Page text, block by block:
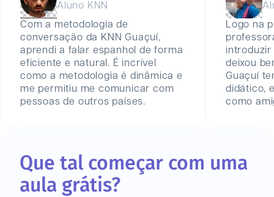
Aluno KNN
Com a metodologia de
conversação da KNN Guaçuí,
aprendi a falar espanhol de forma
eficiente e natural. É incrível
como a metodologia é dinâmica e
me permitiu me comunicar com
pessoas de outros países.
Logo na
introduzir
deixou
Guaçuí
didático,
como
Que tal começar com uma
aula grátis?